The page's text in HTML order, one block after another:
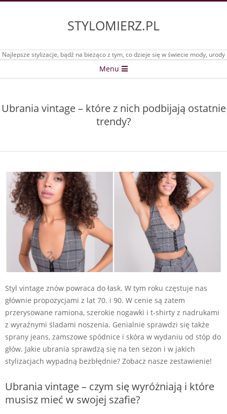
STYLOMIERZ.PL
Najlepsze stylizacje, bądź na bieżąco z tym, co dzieje się w świecie mody, urody
Menu
Ubrania vintage – które z nich podbijają ostatnie
trendy?
Styl vintage znów powraca do łask. W tym roku częstuje nas
głównie propozycjami z lat 70. i 90. W cenie są zatem
przerysowane ramiona, szerokie nogawki i t-shirty z nadrukami
z wyraźnymi śladami noszenia. Genialnie sprawdzi się także
sprany jeans, zamszowe spódnice i skóra w wydaniu od stóp do
głów. Jakie ubrania sprawdzą się na ten sezon i w jakich
stylizacjach wypadną bezbłędnie? Zobacz nasze zestawienie!
Ubrania vintage – czym się wyróżniają i które
musisz mieć w swojej szafie?